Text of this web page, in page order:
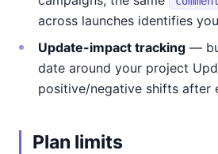
across launches identifies
Update-impact tracking —
date around your project
positive/negative shifts after
Plan limits